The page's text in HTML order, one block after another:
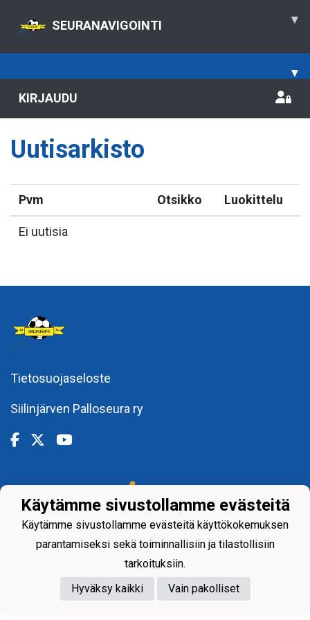
SEURANAVIGOINTI ▾
▾
KIRJAUDU
Uutisarkisto
Pvm Otsikko Luokittelu
Ei uutisia
Tietosuojaseloste
Siilinjärven Palloseura ry
Käytämme sivustollamme evästeitä
Käytämme sivustollamme evästeitä käyttökokemuksen
parantamiseksi sekä toiminnallisiin ja tilastollisiin
tarkoituksiin.
Hyväksy kaikki
Vain pakolliset